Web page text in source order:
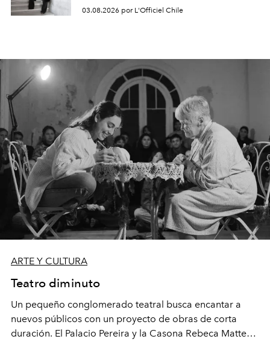
03.08.2026 por L'Officiel Chile
ARTE Y CULTURA
Teatro diminuto
Un pequeño conglomerado teatral busca encantar a
nuevos públicos con un proyecto de obras de corta
duración. El Palacio Pereira y la Casona Rebeca Matte